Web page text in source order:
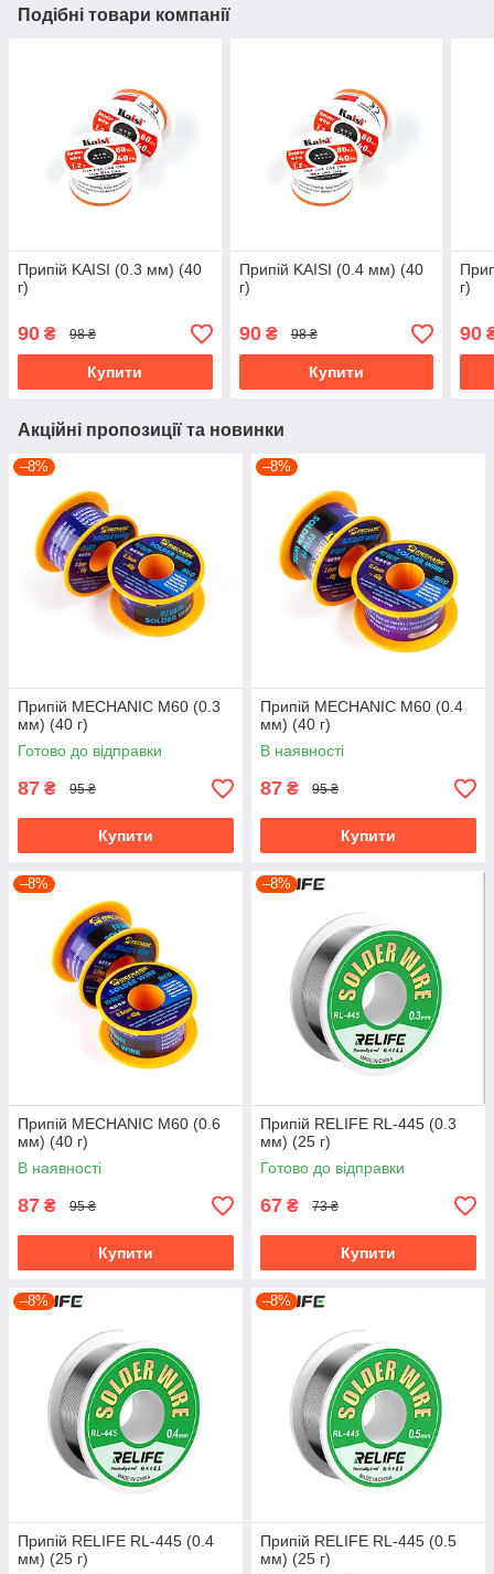
Подібні товари компанії
Припій KAISI (0.3 мм) (40
г)
90 ₴ 98 ₴
Купити
Припій KAISI (0.4 мм) (40
г)
90₴ 98 ₴
Купити
г)
90
Акційні пропозиції та новинки
–8%
Припій MECHANIC M60 (0.3
мм) (40 г)
Готово до відправки
87 ₴ 95 ₴
Купити
–8%
Припій MECHANIC M60 (0.4
мм) (40 г)
В наявності
87 ₴ 95 ₴
Купити
–8%
Припій MECHANIC M60 (0.6
мм) (40 г)
В наявності
87 ₴ 95 ₴
Купити
–8%
Припій RELIFE RL-445 (0.3
мм) (25 г)
Готово до відправки
67 ₴ 73 ₴
Купити
–8%
Припій RELIFE RL-445 (0.4
мм) (25 г)
–8%
Припій RELIFE RL-445 (0.5
мм) (25 г)